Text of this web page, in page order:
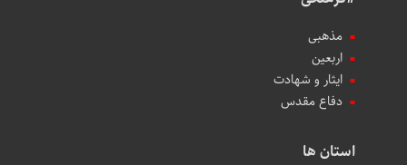
مذهبی
اربعین
ایثار و شهادت
دفاع مقدس
استان ها